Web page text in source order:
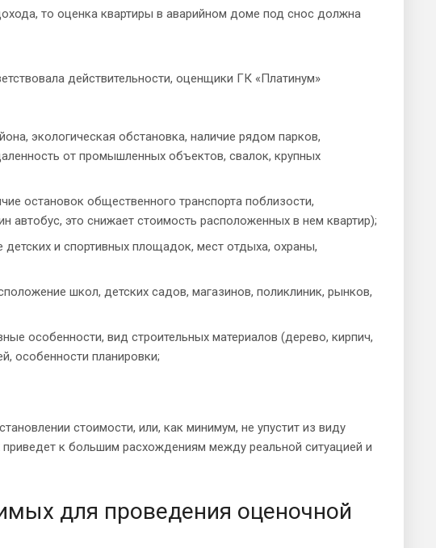
то оценка квартиры в аварийном доме под снос должна
действительности, оценщики ГК «Платинум»
экологическая обстановка, наличие рядом парков,
от промышленных объектов, свалок, крупных
остановок общественного транспорта поблизости,
автобус, это снижает стоимость расположенных в нем квартир);
детских и спортивных площадок, мест отдыха, охраны,
школ, детских садов, магазинов, поликлиник, рынков,
особенности, вид строительных материалов (дерево, кирпич,
особенности планировки;
стоимости, или, как минимум, не упустит из виду
к большим расхождениям между реальной ситуацией и
для проведения оценочной